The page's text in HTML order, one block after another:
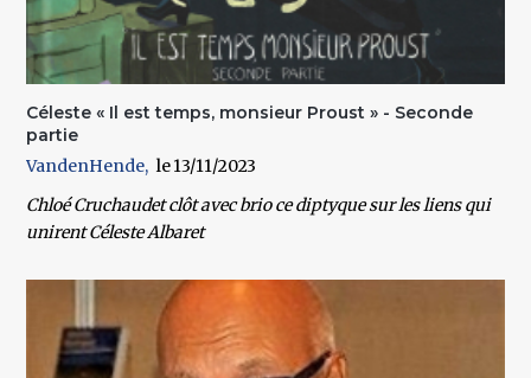
Céleste « Il est temps, monsieur Proust » - Seconde
partie
VandenHende
13/11/2023
Chloé Cruchaudet clôt avec brio ce diptyque sur les liens qui
unirent Céleste Albaret